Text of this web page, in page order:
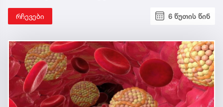
რჩევები 6 წუთის წინ